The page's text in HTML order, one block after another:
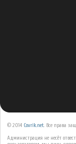
© 2014 Covrik.net. Все права
Администрация не несёт